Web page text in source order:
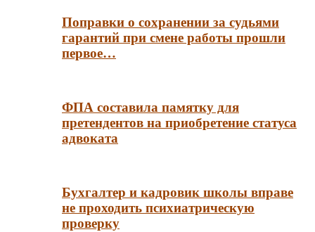
Поправки о сохранении за судьями
гарантий при смене работы прошли
первое…
ФПА составила памятку для
претендентов на приобретение статуса
адвоката
Бухгалтер и кадровик школы вправе
не проходить психиатрическую
проверку